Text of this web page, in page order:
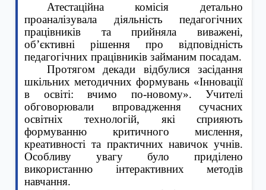
Атестаційна комісія детально
проаналізувала діяльність педагогічних
працівників та прийняла виважені,
об’єктивні рішення про відповідність
педагогічних працівників займаним посадам.
Протягом декади відбулися засідання
шкільних методичних формувань «Інновації
в освіті: вчимо по-новому». Учителі
обговорювали впровадження сучасних
освітніх технологій, які сприяють
формуванню критичного мислення,
креативності та практичних навичок учнів.
Особливу увагу було приділено
використанню інтерактивних методів
навчання.